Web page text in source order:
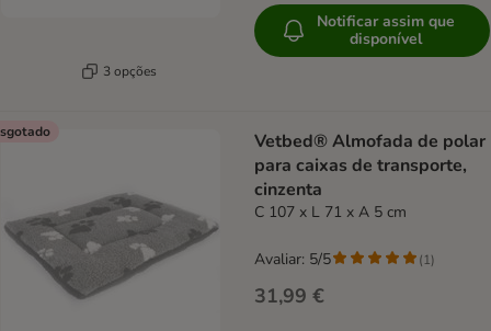
3 opções
Notificar assim que
disponível
Vetbed® Almofada de polar
para caixas de transporte,
cinzenta
C 107 x L 71 x A 5 cm
31,99 €
Avaliar: 5/5 (1)